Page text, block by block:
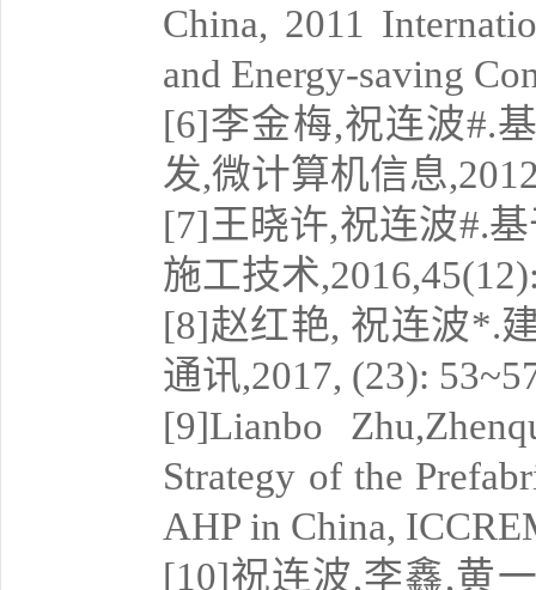
China, 2011
and Energy-saving
[6]李金梅,祝连波#.
发,微计算机信息
[7]王晓许,祝连波#.
施工技术
[8]赵红艳, 祝连波*.
通讯,2017, (23):
[9]Lianbo
Strategy of the
AHP in China,
[10]祝连波,李鑫,黄